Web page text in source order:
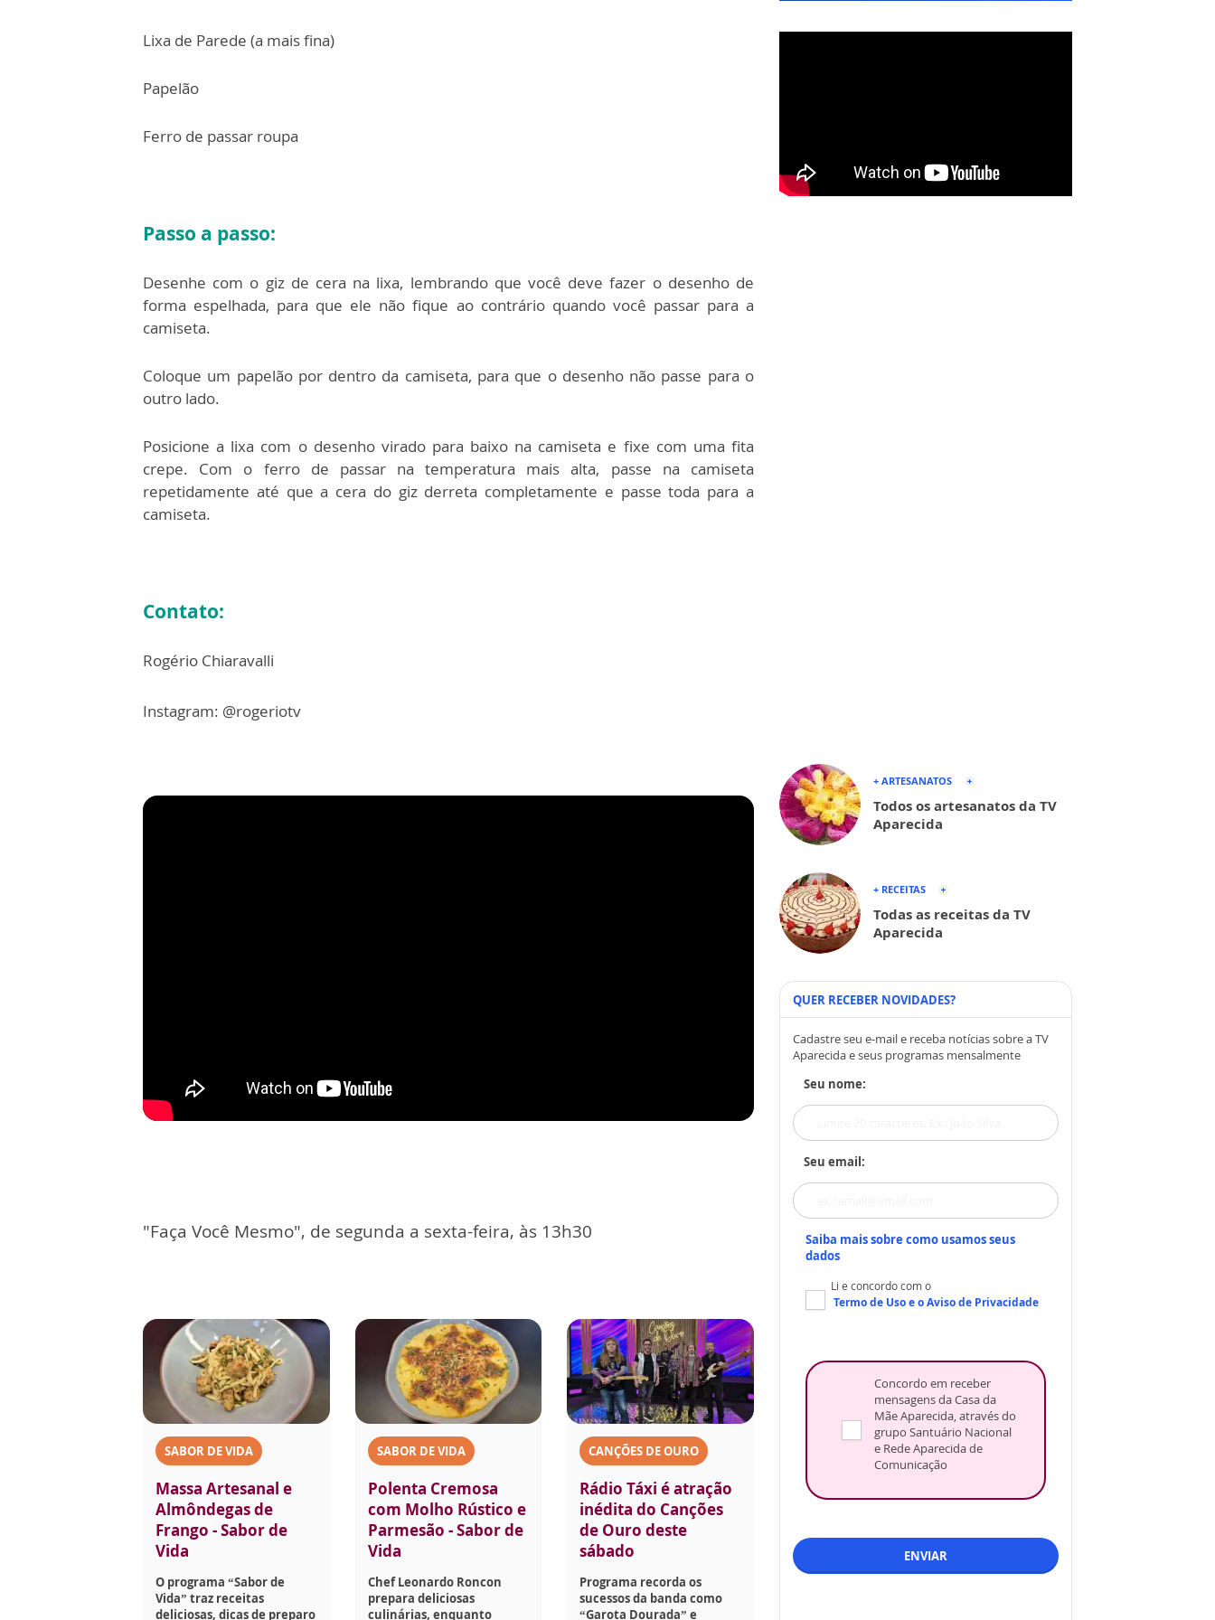
Lixa de Parede (a mais fina)
Papelão
Ferro de passar roupa
Passo a passo:
Desenhe com o giz de cera na lixa, lembrando que você deve fazer o desenho de
forma espelhada, para que ele não fique ao contrário quando você passar para a
camiseta.
Coloque um papelão por dentro da camiseta, para que o desenho não passe para o
outro lado.
Posicione a lixa com o desenho virado para baixo na camiseta e fixe com uma fita
crepe. Com o ferro de passar na temperatura mais alta, passe na camiseta
repetidamente até que a cera do giz derreta completamente e passe toda para a
camiseta.
Contato:
Rogério Chiaravalli
Instagram: @rogeriotv
"Faça Você Mesmo", de segunda a sexta-feira, às 13h30
SABOR DE VIDA
Massa Artesanal e
Almôndegas de
Frango - Sabor de
Vida
O programa “Sabor de
Vida” traz receitas
deliciosas, dicas de preparo
SABOR DE VIDA
Polenta Cremosa
com Molho Rústico e
Parmesão - Sabor de
Vida
Chef Leonardo Roncon
prepara deliciosas
culinárias, enquanto
CANÇÕES DE OURO
Rádio Táxi é atração
inédita do Canções
de Ouro deste
sábado
Programa recorda os
sucessos da banda como
“Garota Dourada” e
+ ARTESANATOS
Todos os artesanatos da TV
Aparecida
+ RECEITAS
Todas as receitas da TV
Aparecida
QUER RECEBER NOVIDADES?
Cadastre seu e-mail e receba notícias sobre a TV
Aparecida e seus programas mensalmente
Seu nome:
Seu email:
Saiba mais sobre como usamos seus
dados
Li e concordo com o
Termo de Usoe oAviso de Privacidade
Concordo em receber
mensagens da Casa da
Mãe Aparecida, através do
grupo Santuário Nacional
e Rede Aparecida de
Comunicação
ENVIAR